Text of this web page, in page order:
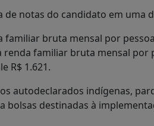
notas do candidato em uma
bruta mensal por
familiar bruta mensal por
R$ 1.621.
autodeclarados indígenas,
destinadas à